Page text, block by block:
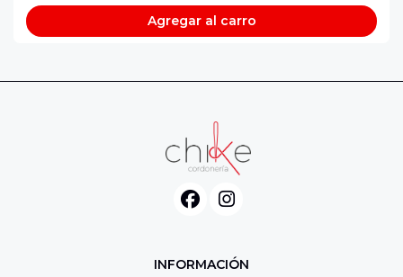
Agregar al carro
INFORMACIÓN